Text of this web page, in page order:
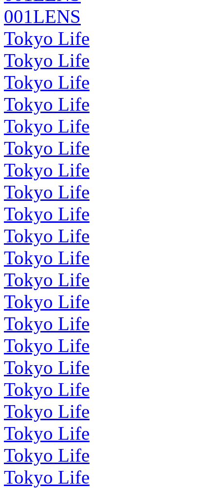
001LENS
Tokyo Life
Tokyo Life
Tokyo Life
Tokyo Life
Tokyo Life
Tokyo Life
Tokyo Life
Tokyo Life
Tokyo Life
Tokyo Life
Tokyo Life
Tokyo Life
Tokyo Life
Tokyo Life
Tokyo Life
Tokyo Life
Tokyo Life
Tokyo Life
Tokyo Life
Tokyo Life
Tokyo Life